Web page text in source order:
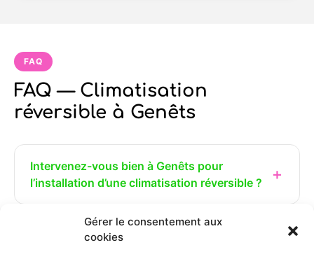
Gérer le consentement aux
cookies
FAQ
FAQ — Climatisation
réversible à Genêts
Intervenez-vous bien à Genêts pour
l’installation d’une climatisation réversible ?
Quel est le prix d’une climatisation réversible